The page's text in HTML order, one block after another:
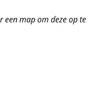
een map om deze op te